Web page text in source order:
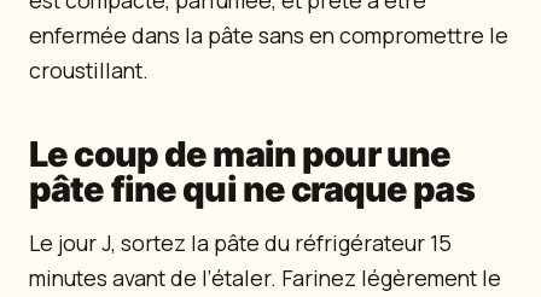
enfermée dans la pâte sans en compromettre le
croustillant.
Le coup de main pour une
pâte fine qui ne craque pas
Le jour J, sortez la pâte du réfrigérateur 15
minutes avant de l’étaler. Farinez légèrement le